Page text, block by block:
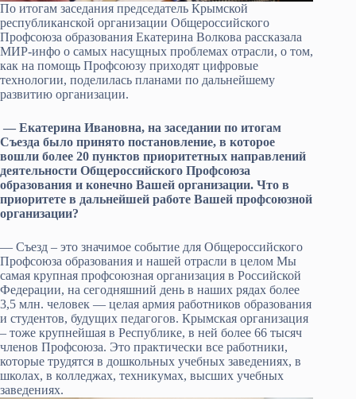
По итогам заседания председатель Крымской
республиканской организации Общероссийского
Профсоюза образования Екатерина Волкова рассказала
МИР-инфо о самых насущных проблемах отрасли, о том,
как на помощь Профсоюзу приходят цифровые
технологии, поделилась планами по дальнейшему
развитию организации.
— Екатерина Ивановна, на заседании по итогам
Съезда было принято постановление, в которое
вошли более 20 пунктов приоритетных направлений
деятельности Общероссийского Профсоюза
образования и конечно Вашей организации. Что в
приоритете в дальнейшей работе Вашей профсоюзной
организации?
— Съезд – это значимое событие для Общероссийского
Профсоюза образования и нашей отрасли в целом Мы
самая крупная профсоюзная организация в Российской
Федерации, на сегодняшний день в наших рядах более
3,5 млн. человек — целая армия работников образования
и студентов, будущих педагогов. Крымская организация
– тоже крупнейшая в Республике, в ней более 66 тысяч
членов Профсоюза. Это практически все работники,
которые трудятся в дошкольных учебных заведениях, в
школах, в колледжах, техникумах, высших учебных
заведениях.